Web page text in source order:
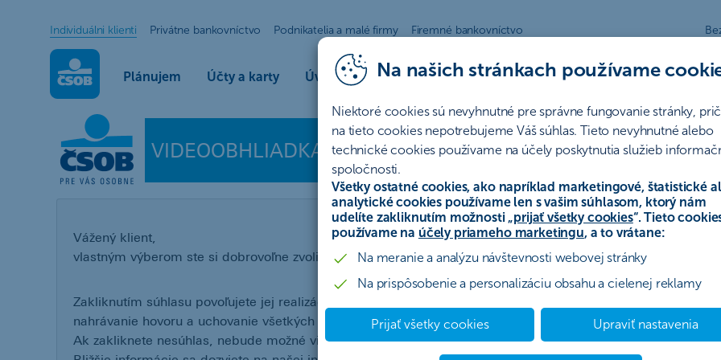
Na našich stránkach používame
Niektoré cookies sú nevyhnutné pre správne fungovanie stránky,
na tieto cookies nepotrebujeme Váš súhlas. Tieto nevyhnutné alebo
technické cookies používame na účely poskytnutia služieb
spoločnosti.
Všetky ostatné cookies, ako napríklad marketingové, štatistické
analytické cookies používame len s vašim súhlasom, ktorý nám
udelíte zakliknutím možnosti „prijať všetky cookies“. Tieto
používame na účely priameho marketingu, a to vrátane:
Na meranie a analýzu návštevnosti webovej stránky
Na prispôsobenie a personalizáciu obsahu a cielenej reklamy
Prijať všetky cookies Upraviť nastavenia
Individuálni klienti
Plánujem Účty a karty Úvery a leasing Sporenie a investovanie Poistenie
Privátne bankovníctvo Podnikatelia a malé firmy Firemné bankovníctvo
Videoobhliadka